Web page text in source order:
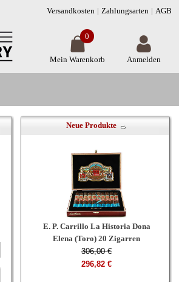
Versandkosten Zahlungsarten AGB
Anmelden
Mein Warenkorb
0
Neue Produkte
E. P. Carrillo La Historia Dona
Elena (Toro) 20 Zigarren
306,00 €
296,82 €